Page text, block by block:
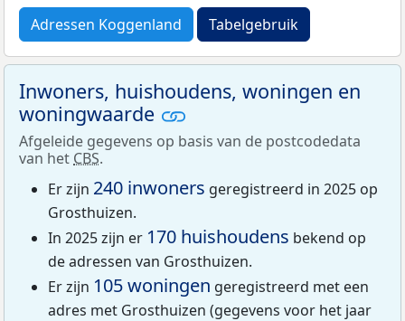
Adressen Koggenland Tabelgebruik
Inwoners, huishoudens, woningen en
woningwaarde
Afgeleide gegevens op basis van de postcodedata
van het CBS.
Er zijn 240 inwoners geregistreerd in 2025 op
Grosthuizen.
In 2025 zijn er 170 huishoudens bekend op
de adressen van Grosthuizen.
Er zijn 105 woningen geregistreerd met een
adres met Grosthuizen (gegevens voor het jaar